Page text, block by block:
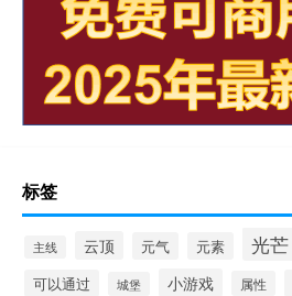
标签
主线 云顶 元气 元素 光芒
可以通过
城堡 小游戏 属性